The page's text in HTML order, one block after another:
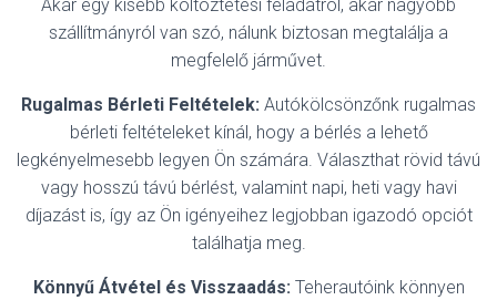
Akár egy kisebb költöztetési feladatról, akár nagyobb
szállítmányról van szó, nálunk biztosan megtalálja a
megfelelő járművet.
Rugalmas Bérleti Feltételek: Autókölcsönzőnk rugalmas
bérleti feltételeket kínál, hogy a bérlés a lehető
legkényelmesebb legyen Ön számára. Választhat rövid távú
vagy hosszú távú bérlést, valamint napi, heti vagy havi
díjazást is, így az Ön igényeihez legjobban igazodó opciót
találhatja meg.
Könnyű Átvétel és Visszaadás: Teherautóink könnyen